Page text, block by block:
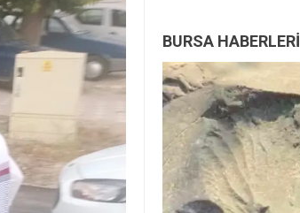
BURSA HABERLERI